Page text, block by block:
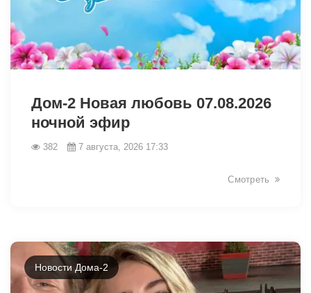
Дом-2 Новая любовь 07.08.2026
ночной эфир
382 7 августа, 2026 17:33
Смотреть
Новости Дома-2